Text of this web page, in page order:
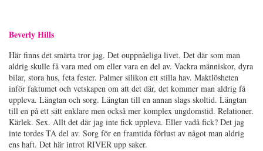
Beverly Hills
Här finns det smärta tror jag. Det ouppnåeliga livet. Det där som man
aldrig skulle få vara med om eller vara en del av. Vackra människor, dyra
bilar, stora hus, feta fester. Palmer silikon ett stilla hav. Maktlösheten
inför faktumet och vetskapen om att det där, det kommer man aldrig få
uppleva. Längtan och sorg. Längtan till en annan slags skoltid. Längtan
till en på ett sätt enklare men också mer komplex ungdomstid. Relationer.
Kärlek. Sex. Allt det där jag inte fick uppleva. Eller vadå fick? Det jag
inte tordes TA del av. Sorg för en framtida förlust av något man aldrig
ens haft. Det här introt RIVER upp saker.